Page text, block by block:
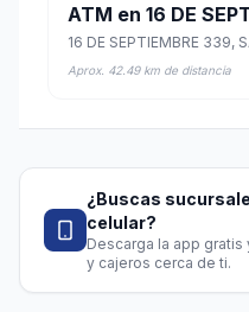
ATM en 16 DE
Aprox. 42.49 km de distancia
¿Buscas
celular?
Descarga la app gratis
y cajeros cerca de ti.